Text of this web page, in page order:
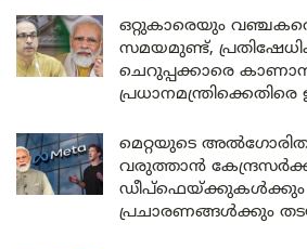
ഒറ്റുകാരെയും
സമയമുണ്ട്,
ചെറുപ്പക്കാരെ
പ്രധാനമന്ത്രിക്കെതിരെ
മെറ്റയുടെ
വരുത്താൻ
ഡീപ്‌ഫെയ്ക്കുകൾക്കും
പ്രചാരണങ്ങൾക്കും